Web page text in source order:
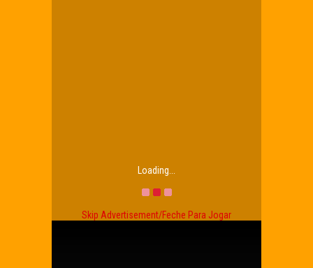
Loading...
Skip Advertisement/Feche Para Jogar